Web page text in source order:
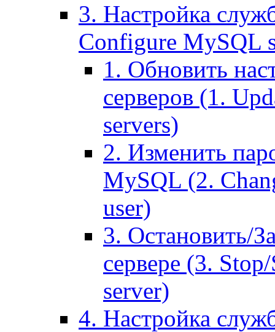
3. Настройка
Configure MySQL
1. Обновить
серверов (1.
servers)
2. Изменить
MySQL (2.
user)
3. Остановить/
сервере (3.
server)
4. Настройка